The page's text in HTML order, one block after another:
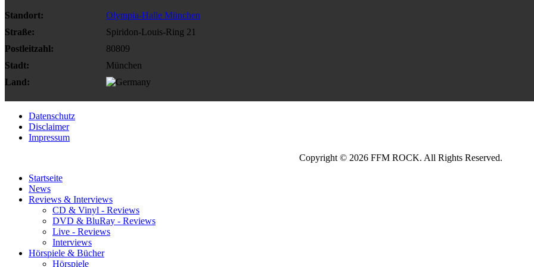
Standort:
Olympia-Halle München
Straße:
Spiridon-Louis-Ring 21
Postleitzahl:
80809
Stadt:
München
Land:
Datenschutz
Disclaimer
Impressum
Copyright © 2026 FFM ROCK. All Rights Reserved.
Startseite
News
Reviews & Interviews
CD & Vinyl - Reviews
DVD & BluRay - Reviews
Live - Reviews
Interviews
Hörspiele & Bücher
Hörspiele